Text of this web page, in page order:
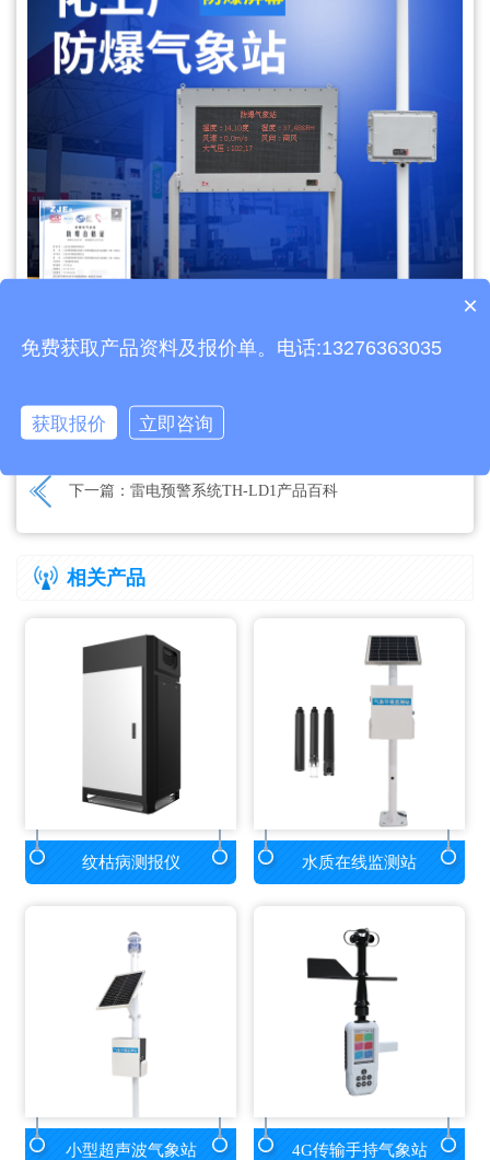
上一篇：松材线虫dna快速检测仪TH-P480XC
下一篇： 雷电预警系统TH-LD1产品百科
相关产品
纹枯病测报仪 水质在线监测站
小型超声波气象站 4G传输手持气象站
产品包含安装吗？
×
免费获取产品资料及报价单。电话:13276363035
获取报价 立即咨询